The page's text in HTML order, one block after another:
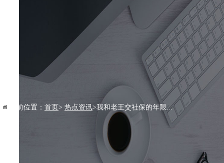
当前位置： 首页> 热点资讯>我和老王交社保的年限...